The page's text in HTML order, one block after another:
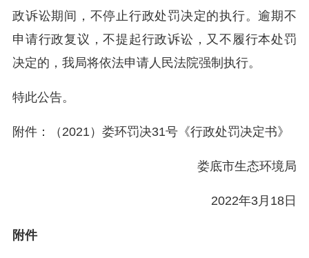
政诉讼期间，不停止行政处罚决定的执行。逾期不
申请行政复议，不提起行政诉讼，又不履行本处罚
决定的，我局将依法申请人民法院强制执行。
特此公告。
附件：（2021）娄环罚决31号《行政处罚决定书》
娄底市生态环境局
2022年3月18日
附件